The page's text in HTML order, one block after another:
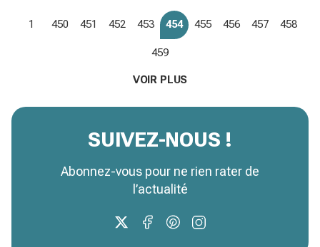
1 450 451 452 453 454 455 456 457 458
459
VOIR PLUS
SUIVEZ-NOUS !
Abonnez-vous pour ne rien rater de
l’actualité